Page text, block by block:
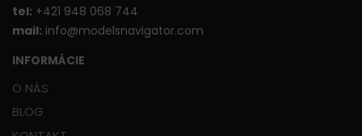
tel: +421 948 068 744
mail: info@modelsnavigator.com
INFORMÁCIE
O NÁS
BLOG